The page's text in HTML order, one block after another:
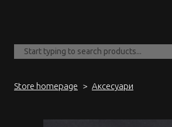
Store homepage Аксесуари